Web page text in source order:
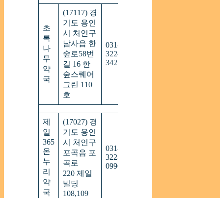
초
록
나
무
약
국
(17117) 경
기도 용인
시 처인구
남사읍 한
숲로58번
길 16 한
숲스퀘어
그린 110
호
031-
322-
3427
제
일
365
온
누
리
약
국
(17027) 경
기도 용인
시 처인구
포곡읍 포
곡로
220 제일
빌딩
108,109
031-
322-
0996